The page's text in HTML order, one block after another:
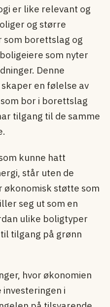
er like relevant og
og større
som borettslag og
som nyter
Denne
en følelse av
bor i borettslag
tilgang til de samme
kunne hatt
står uten de
økonomisk støtte som
seg ut som en
ulike boligtyper
tilgang på grønn
hvor økonomien
i